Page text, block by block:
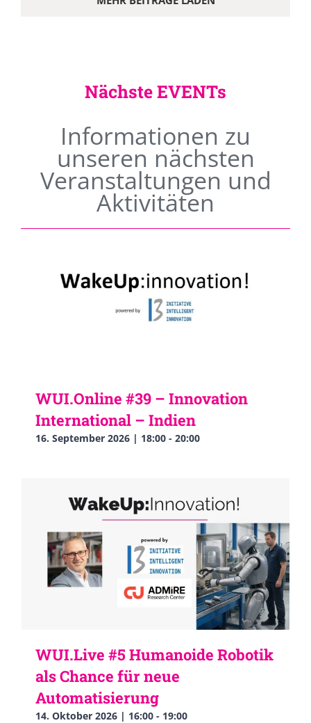
Nächste EVENTs
Informationen zu
unseren nächsten
Veranstaltungen und
Aktivitäten
WUI.Online #39 – Innovation
International – Indien
16. September 2026 | 18:00 - 20:00
WUI.Live #5 Humanoide Robotik
als Chance für neue
Automatisierung
14. Oktober 2026 | 16:00 - 19:00